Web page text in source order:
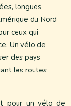
longues
du Nord
ceux qui
Un vélo de
des pays
les routes
pour un vélo de